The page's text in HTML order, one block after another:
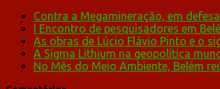
Contra a Megamineração, em
I Encontro de pesquisadores em
As obras de Lúcio Flávio Pinto e o
A Sigma Lithium na geopolítica
No Mês do Meio Ambiente, Belém